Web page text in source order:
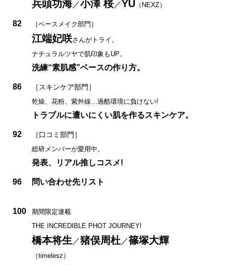
兵頭功海／小澤 桜／YU （NEXZ）
82 ［ベースメイク部門］
江端妃咲さんがトライ。
ナチュラルツヤで肌印象もUP。
洗練“素肌感”ベースの作り方。
86 ［スキンケア部門］
乾燥、花粉、紫外線…過酷環境に負けない!
トラブルに遭いにくい肌を作るスキンケア。
92 ［口コミ部門］
総研メンバーが愛用中。
発表、リアル推しコスメ!
96 問い合わせ先リスト
100
期間限定連載
THE INCREDIBLE PHOT JOURNEY!
橋本将生 ／猪俣周杜／篠塚大輝
（timelesz）